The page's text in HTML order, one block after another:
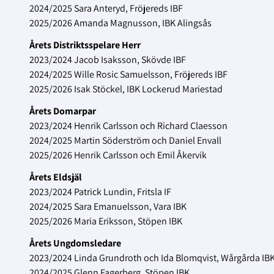
2024/2025 Sara Anteryd, Fröjereds IBF
2025/2026 Amanda Magnusson, IBK Alingsås
Årets Distriktsspelare Herr
2023/2024 Jacob Isaksson, Skövde IBF
2024/2025 Wille Rosic Samuelsson, Fröjereds IBF
2025/2026 Isak Stöckel, IBK Lockerud Mariestad
Årets Domarpar
2023/2024 Henrik Carlsson och Richard Claesson
2024/2025 Martin Söderström och Daniel Envall
2025/2026 Henrik Carlsson och Emil Åkervik
Årets Eldsjäl
2023/2024 Patrick Lundin, Fritsla IF
2024/2025 Sara Emanuelsson, Vara IBK
2025/2026 Maria Eriksson, Stöpen IBK
Årets Ungdomsledare
2023/2024 Linda Grundroth och Ida Blomqvist, Wårgårda